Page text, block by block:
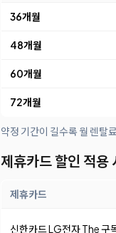
36개월
48개월
60개월
72개월
약정 기간이 길수록 월 렌탈
제휴카드 할인 적용
제휴카드
신한카드 LG전자 The 구